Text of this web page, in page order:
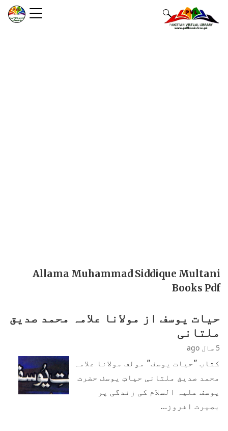
Allama Muhammad Siddique Multani
Books Pdf
حیات یوسف از مولانا علامہ محمد صدیق
ملتانی
5 سال ago
کتاب "حیات یوسف" مولف مولانا علامہ
محمد صدیق ملتانی حیاتِ یوسف حضرت
یوسف علیہ السلام کی زندگی پر
بصیرت افروز…